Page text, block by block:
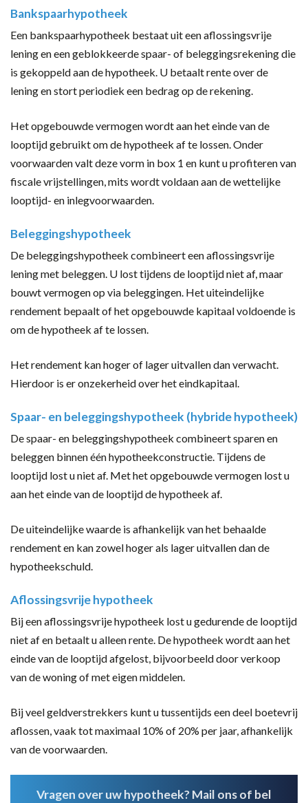
Bankspaarhypotheek
Een bankspaarhypotheek bestaat uit een aflossingsvrije
lening en een geblokkeerde spaar- of beleggingsrekening die
is gekoppeld aan de hypotheek. U betaalt rente over de
lening en stort periodiek een bedrag op de rekening.
Het opgebouwde vermogen wordt aan het einde van de
looptijd gebruikt om de hypotheek af te lossen. Onder
voorwaarden valt deze vorm in box 1 en kunt u profiteren van
fiscale vrijstellingen, mits wordt voldaan aan de wettelijke
looptijd- en inlegvoorwaarden.
Beleggingshypotheek
De beleggingshypotheek combineert een aflossingsvrije
lening met beleggen. U lost tijdens de looptijd niet af, maar
bouwt vermogen op via beleggingen. Het uiteindelijke
rendement bepaalt of het opgebouwde kapitaal voldoende is
om de hypotheek af te lossen.
Het rendement kan hoger of lager uitvallen dan verwacht.
Hierdoor is er onzekerheid over het eindkapitaal.
Spaar- en beleggingshypotheek (hybride hypotheek)
De spaar- en beleggingshypotheek combineert sparen en
beleggen binnen één hypotheekconstructie. Tijdens de
looptijd lost u niet af. Met het opgebouwde vermogen lost u
aan het einde van de looptijd de hypotheek af.
De uiteindelijke waarde is afhankelijk van het behaalde
rendement en kan zowel hoger als lager uitvallen dan de
hypotheekschuld.
Aflossingsvrije hypotheek
Bij een aflossingsvrije hypotheek lost u gedurende de looptijd
niet af en betaalt u alleen rente. De hypotheek wordt aan het
einde van de looptijd afgelost, bijvoorbeeld door verkoop
van de woning of met eigen middelen.
Bij veel geldverstrekkers kunt u tussentijds een deel boetevrij
aflossen, vaak tot maximaal 10% of 20% per jaar, afhankelijk
van de voorwaarden.
Vragen over uw hypotheek? Mail ons of bel